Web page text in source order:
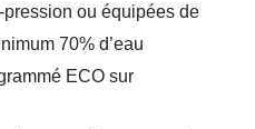
ou équipées de
70% d’eau
ECO sur